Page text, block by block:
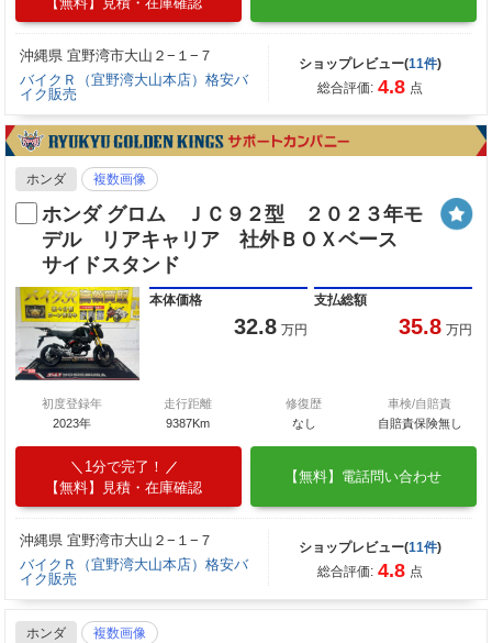
沖縄県 宜野湾市大山２−１−７
バイクＲ（宜野湾大山本店）格安バ
イク販売
ショップレビュー(11件)
総合評価: 4.8 点
ホンダ 複数画像
ホンダ グロム ＪＣ９２型 ２０２３年モ
デル リアキャリア 社外ＢＯＸベース
サイドスタンド
本体価格
32.8 万円
支払総額
35.8 万円
初度登録年
2023年
走行距離
9387Km
修復歴
なし
車検/自賠責
自賠責保険無し
1分で完了！
【無料】見積・在庫確認
【無料】電話問い合わせ
沖縄県 宜野湾市大山２−１−７
バイクＲ（宜野湾大山本店）格安バ
イク販売
ショップレビュー(11件)
総合評価: 4.8 点
ホンダ 複数画像